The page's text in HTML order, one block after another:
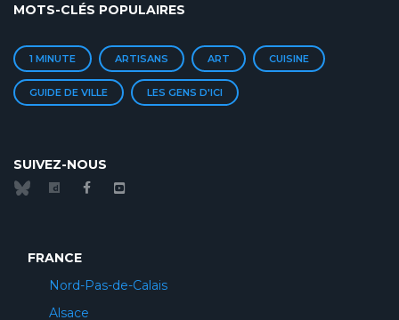
MOTS-CLÉS POPULAIRES
1 MINUTE ARTISANS ART CUISINE
GUIDE DE VILLE LES GENS D'ICI
SUIVEZ-NOUS
FRANCE
Nord-Pas-de-Calais
Alsace